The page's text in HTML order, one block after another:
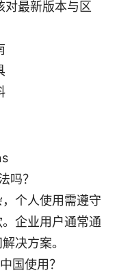
对最新版本与区
吗？
个人使用需遵守
企业用户通常通
决方案。
国使用？